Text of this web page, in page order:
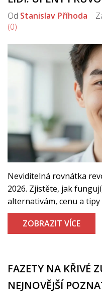
Od Stanislav Příhoda
(0)
Neviditelná rovnátka
2026. Zjistěte, jak
alternativám, cenu a
ZOBRAZIT VÍCE
FAZETY NA KŘIVÉ
NEJNOVĚJŠÍ